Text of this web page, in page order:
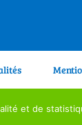
à 17h00.
et de